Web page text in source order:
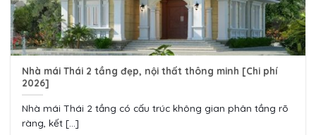
Nhà mái Thái 2 tầng đẹp, nội thất thông minh [Chi phí
2026]
Nhà mái Thái 2 tầng có cấu trúc không gian phân tầng rõ
ràng, kết [...]